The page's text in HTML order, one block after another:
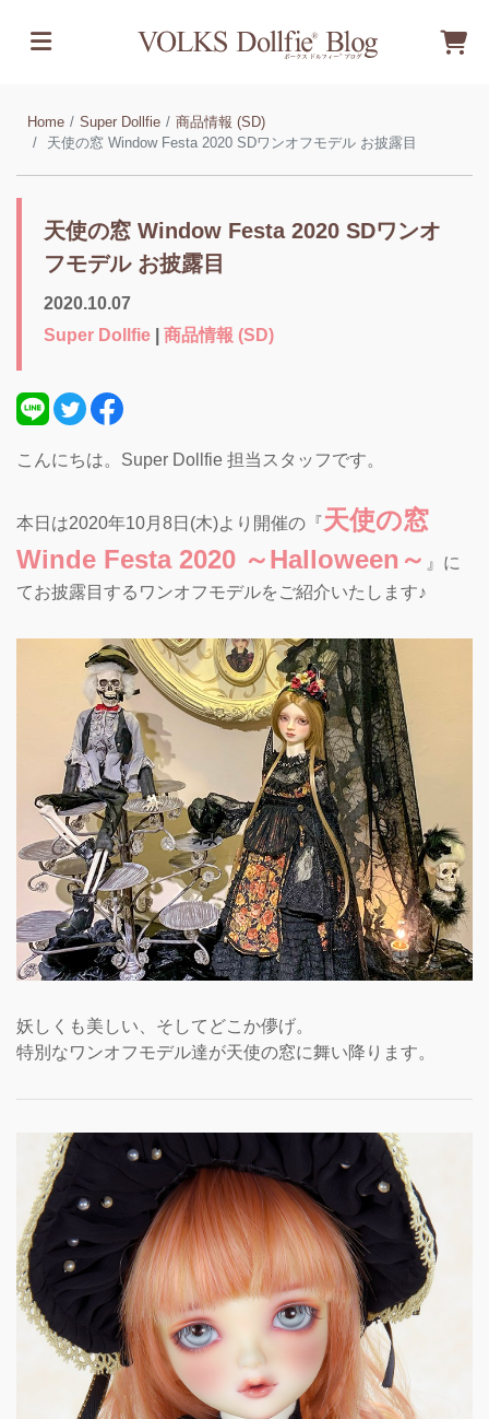
Home Super Dollfie
商品情報 (SD)
天使の窓 Window Festa 2020 SDワンオフモデル お披露目
天使の窓 Window Festa 2020 SDワンオ
フモデル お披露目
2020.10.07
Super Dollfie
商品情報 (SD)
こんにちは。Super Dollfie 担当スタッフです。
本日は2020年10月8日(木)より開催の『天使の窓
Winde Festa 2020 ～Halloween～ 』に
てお披露目するワンオフモデルをご紹介いたします♪
妖しくも美しい、そしてどこか儚げ。
特別なワンオフモデル達が天使の窓に舞い降ります。